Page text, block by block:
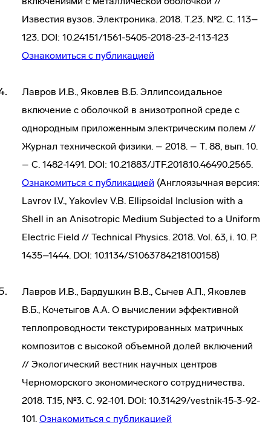
Известия вузов. Электроника. 2018. Т.23. №2. С. 113–
123. DOI: 10.24151/1561-5405-2018-23-2-113-123
Ознакомиться с публикацией
Лавров И.В., Яковлев В.Б. Эллипсоидальное
включение с оболочкой в анизотропной среде с
однородным приложенным электрическим полем //
Журнал технической физики. – 2018. – Т. 88, вып. 10.
– С. 1482-1491. DOI: 10.21883/JTF.2018.10.46490.2565.
Ознакомиться с публикацией (Англоязычная версия:
Lavrov I.V., Yakovlev V.B. Ellipsoidal Inclusion with a
Shell in an Anisotropic Medium Subjected to a Uniform
Electric Field // Technical Physics. 2018. Vol. 63, i. 10. P.
1435–1444. DOI: 10.1134/S1063784218100158)
Лавров И.В., Бардушкин В.В., Сычев А.П., Яковлев
В.Б., Кочетыгов А.А. О вычислении эффективной
теплопроводности текстурированных матричных
композитов с высокой объемной долей включений
// Экологический вестник научных центров
Черноморского экономического сотрудничества.
2018. Т.15, №3. С. 92-101. DOI: 10.31429/vestnik-15-3-92-
101. Ознакомиться с публикацией